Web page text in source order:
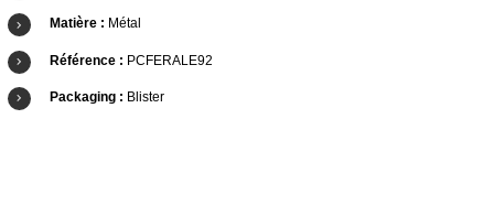
Matière : Métal
Référence : PCFERALE92
Packaging : Blister